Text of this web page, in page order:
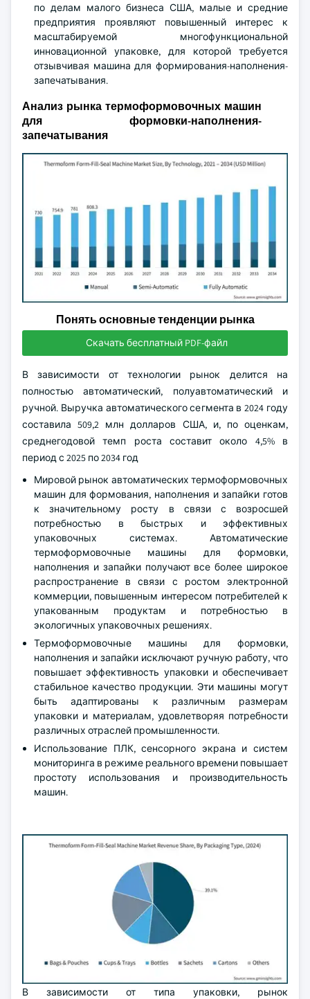
по делам малого бизнеса США, малые и средние
предприятия проявляют повышенный интерес к
масштабируемой многофункциональной
инновационной упаковке, для которой требуется
отзывчивая машина для формирования-наполнения-
запечатывания.
Анализ рынка термоформовочных машин
для формовки-наполнения-
запечатывания
Понять основные тенденции рынка
Скачать бесплатный PDF-файл
В зависимости от технологии рынок делится на
полностью автоматический, полуавтоматический и
ручной. Выручка автоматического сегмента в 2024 году
составила 509,2 млн долларов США, и, по оценкам,
среднегодовой темп роста составит около 4,5% в
период с 2025 по 2034 год
Мировой рынок автоматических термоформовочных
машин для формования, наполнения и запайки готов
к значительному росту в связи с возросшей
потребностью в быстрых и эффективных
упаковочных системах. Автоматические
термоформовочные машины для формовки,
наполнения и запайки получают все более широкое
распространение в связи с ростом электронной
коммерции, повышенным интересом потребителей к
упакованным продуктам и потребностью в
экологичных упаковочных решениях.
Термоформовочные машины для формовки,
наполнения и запайки исключают ручную работу, что
повышает эффективность упаковки и обеспечивает
стабильное качество продукции. Эти машины могут
быть адаптированы к различным размерам
упаковки и материалам, удовлетворяя потребности
различных отраслей промышленности.
Использование ПЛК, сенсорного экрана и систем
мониторинга в режиме реального времени повышает
простоту использования и производительность
машин.
В зависимости от типа упаковки, рынок